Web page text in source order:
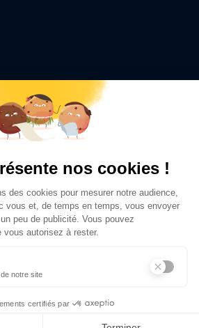
conforme
et Crédits
Po Grenoble - UGA